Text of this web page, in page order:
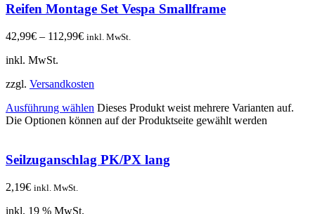
Reifen Montage Set Vespa Smallframe
42,99€ – 112,99€ inkl. MwSt.
inkl. MwSt.
zzgl. Versandkosten
Ausführung wählen Dieses Produkt weist mehrere Varianten auf.
Die Optionen können auf der Produktseite gewählt werden
Seilzuganschlag PK/PX lang
2,19€ inkl. MwSt.
inkl. 19 % MwSt.